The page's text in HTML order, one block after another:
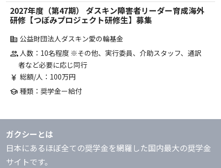
2027年度（第47期） ダスキン障害者リーダー育成海外
研修【つぼみプロジェクト研修生】募集
corporate_fare 公益財団法人ダスキン愛の輪基金
group 人数：10名程度 ※その他、実行委員、介助スタッフ、通訳
者など必要に応じ同行
currency_yen 総額/人：100万円
school 種類：奨学金ー給付
ガクシーとは
日本にあるほぼ全ての奨学金を網羅した国内最大の奨学金
サイトです。